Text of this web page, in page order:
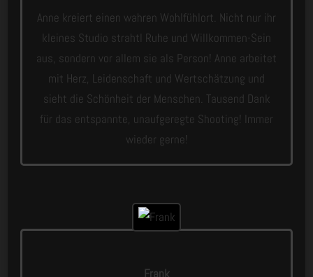
Anne kreiert einen wahren Wohlfühlort. Nicht nur ihr
kleines Studio strahtl Ruhe und Willkommen-Sein
aus, sondern vor allem sie als Person! Anne arbeitet
mit Herz, Leidenschaft und Wertschätzung und
sieht die Schönheit der Menschen. Tausend Dank
für das entspannte, unaufgeregte Shooting! Immer
wieder gerne!
Frank